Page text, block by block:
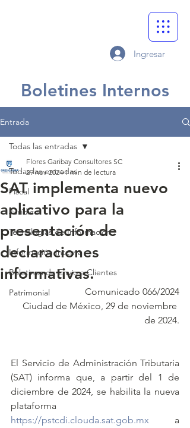
Ingresar
Boletines Internos
Entrada
Todas las entradas
Fiscal
Jurídico
Tecnologías de Información
Información Interna
Boletines de Envío a Clientes
Patrimonial
Todas las entradas
SAT implementa nuevo
aplicativo para la
presentación de
declaraciones
informativas.
Flores Garibay Consultores SC
29 nov 2024 1 min de lectura
Comunicado 066/2024
Ciudad de México, 29 de noviembre
de 2024.
El Servicio de Administración Tributaria
(SAT) informa que, a partir del 1 de
diciembre de 2024, se habilita la nueva
https://pstcdi.clouda.sat.gob.mx a